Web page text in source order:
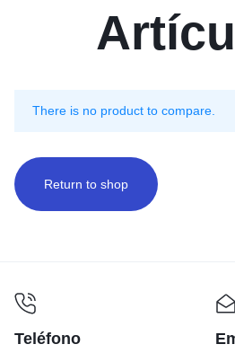
There is no product to compare.
Return to shop
Teléfono